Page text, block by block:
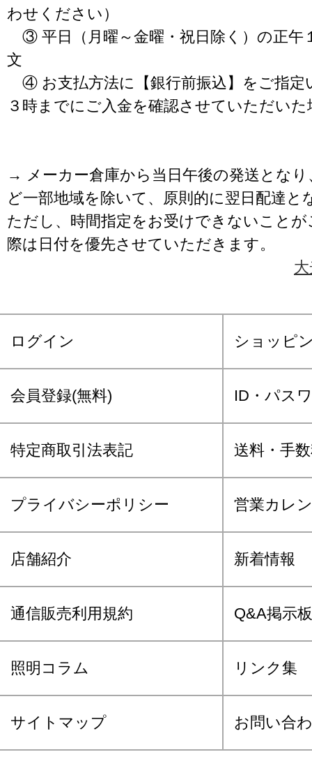
わせください）
③ 平日（月曜～金曜・祝日除く）の正午
文
④ お支払方法に【銀行前振込】をご指定
３時までにご入金を確認させていただいた
→ メーカー倉庫から当日午後の発送となり
ど一部地域を除いて、原則的に翌日配達と
ただし、時間指定をお受けできないこと
際は日付を優先させていただきます。
ログイン ショッピ
会員登録(無料) ID・パス
特定商取引法表記 送料・手
プライバシーポリシー 営業カレ
店舗紹介 新着情報
通信販売利用規約 Q&A掲示板
照明コラム リンク集
サイトマップ お問い合